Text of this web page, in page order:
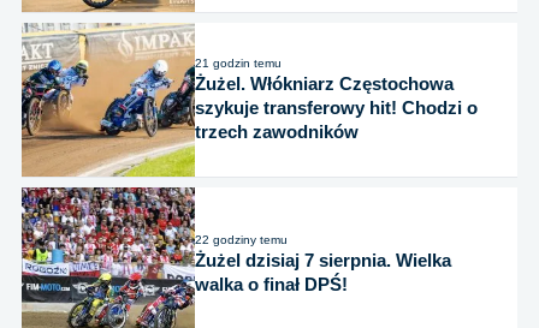
21 godzin temu
Żużel. Włókniarz Częstochowa
szykuje transferowy hit! Chodzi o
trzech zawodników
22 godziny temu
Żużel dzisiaj 7 sierpnia. Wielka
walka o finał DPŚ!